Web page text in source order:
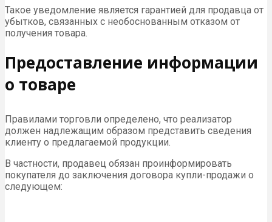
Такое уведомление является гарантией для продавца от
убытков, связанных с необоснованным отказом от
получения товара.
Предоставление информации
о товаре
Правилами торговли определено, что реализатор
должен надлежащим образом представить сведения
клиенту о предлагаемой продукции.
В частности, продавец обязан проинформировать
покупателя до заключения договора купли-продажи о
следующем: